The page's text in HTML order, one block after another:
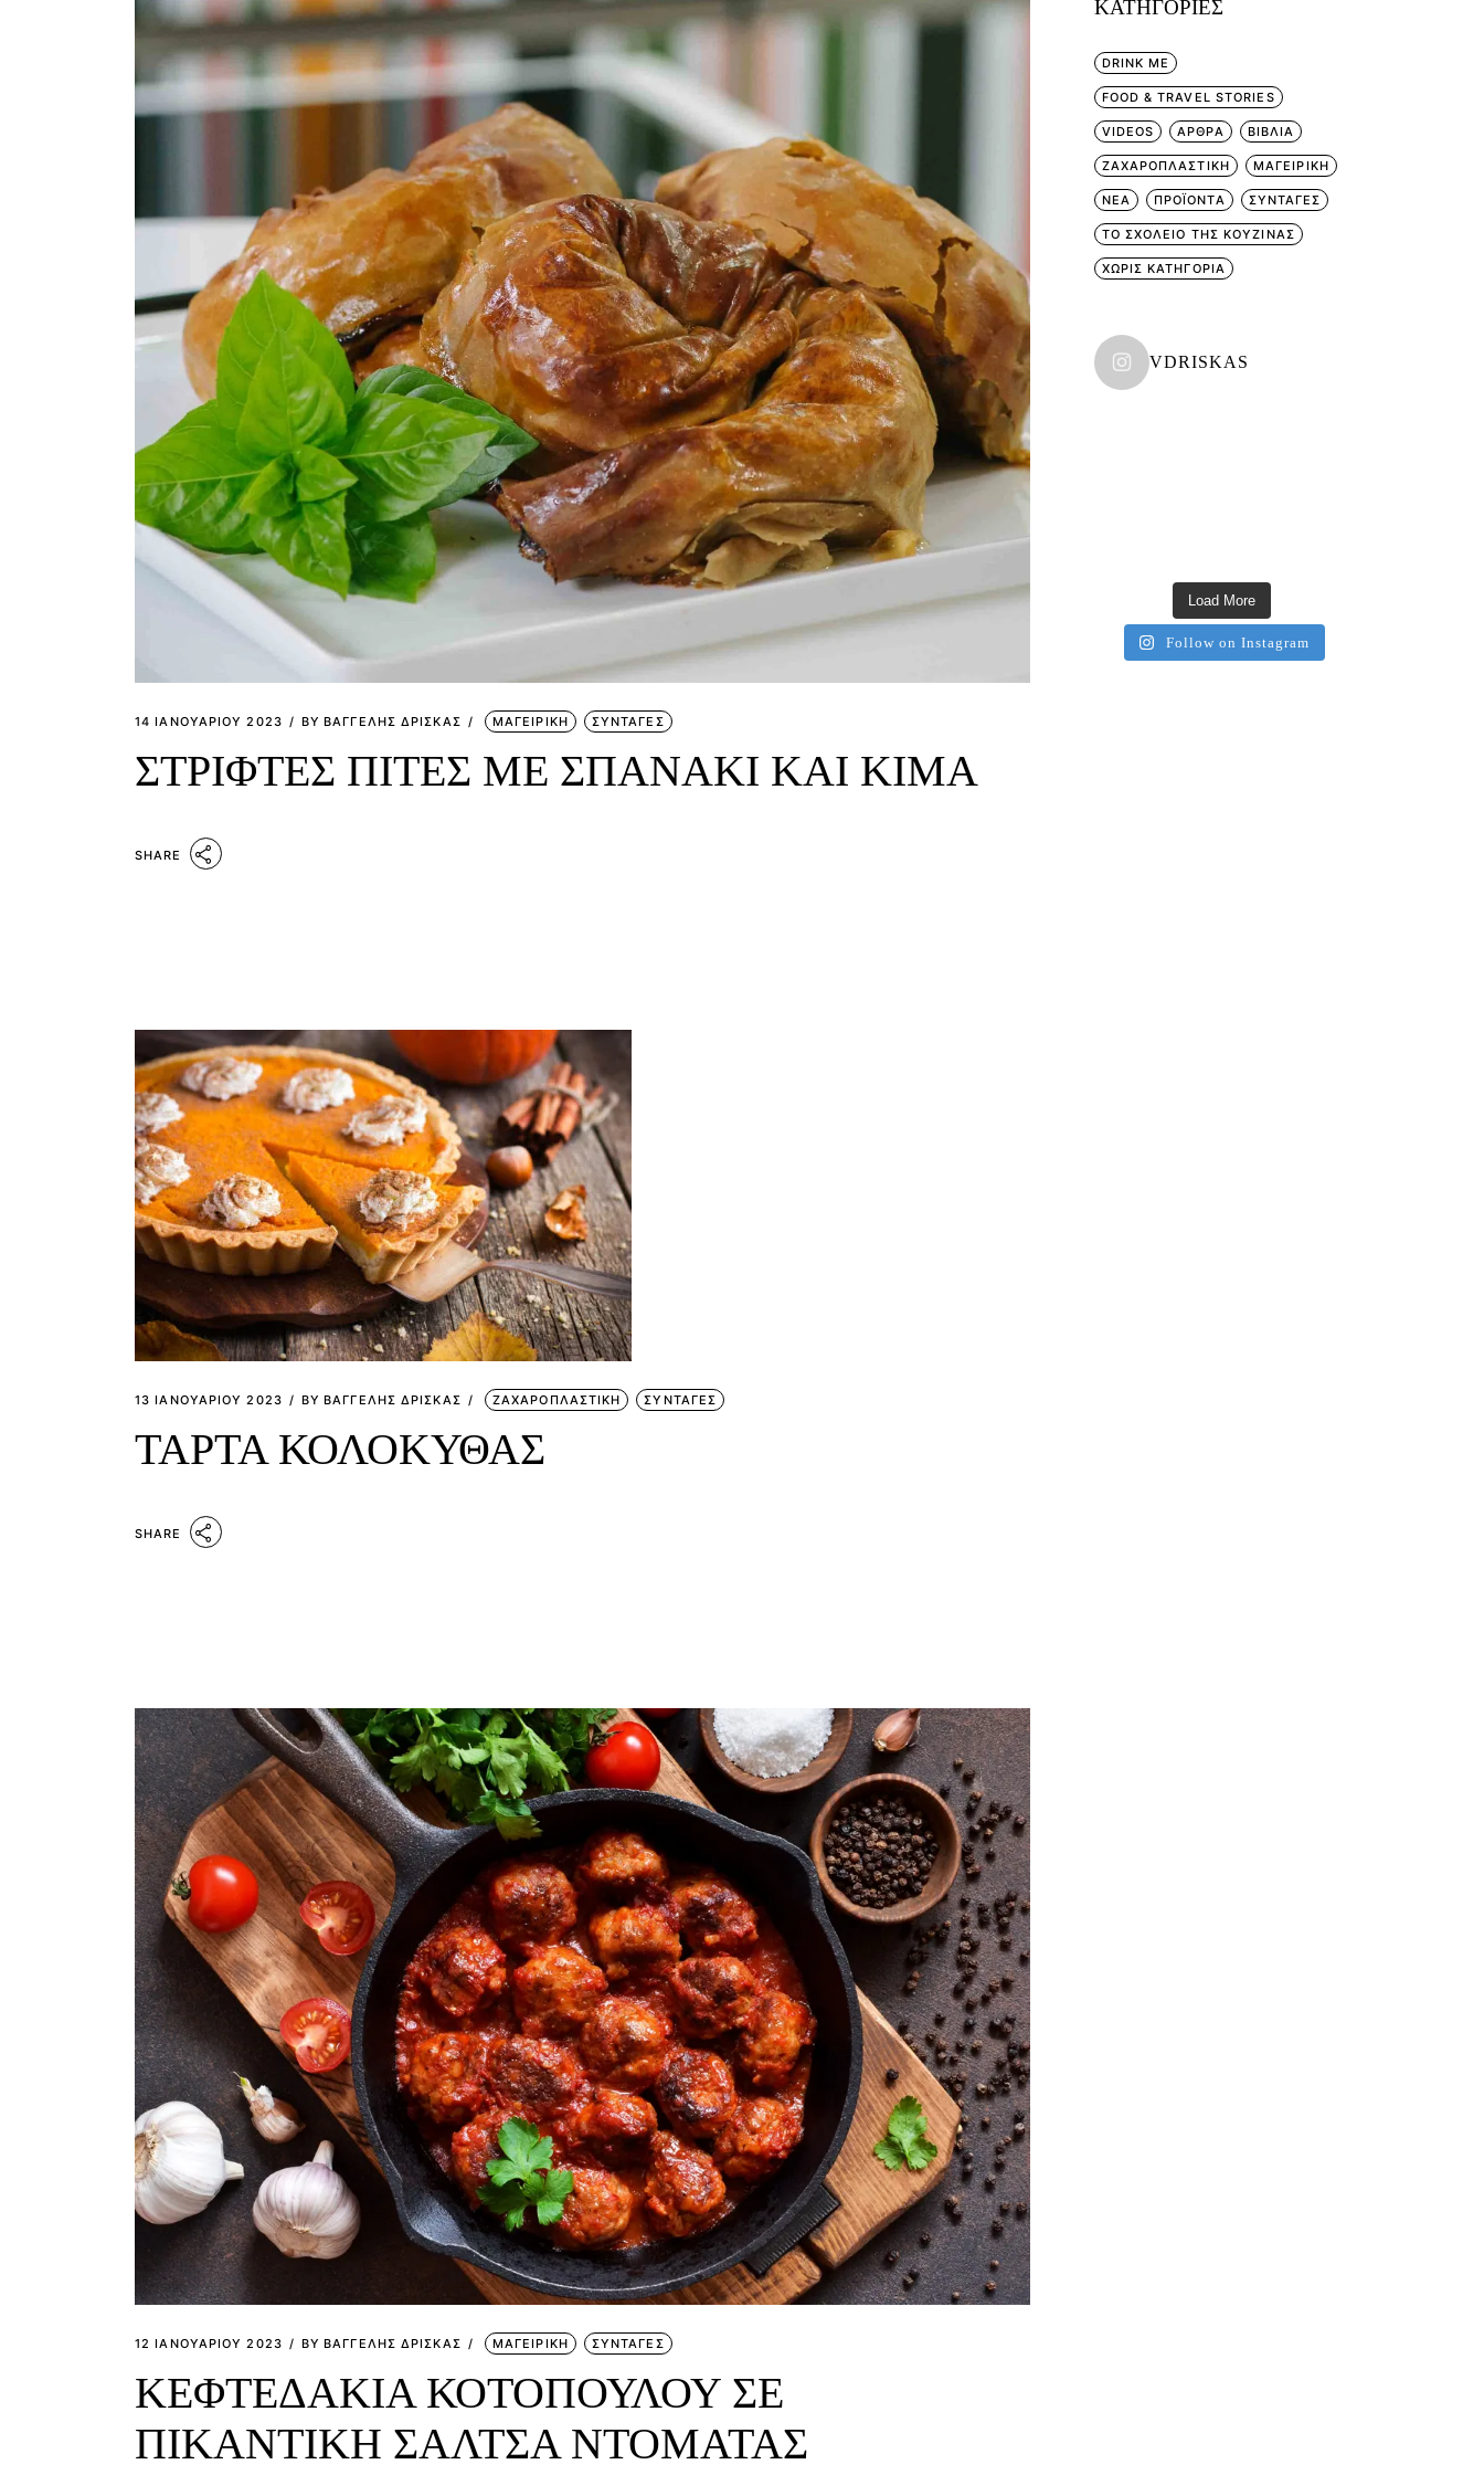
14 ΙΑΝΟΥΑΡΊΟΥ 2023 BY ΒΑΓΓΕΛΗΣ ΔΡΙΣΚΑΣ ΜΑΓΕΙΡΙΚΗ ΣΥΝΤΑΓΕΣ
ΣΤΡΙΦΤΕΣ ΠΙΤΕΣ ΜΕ ΣΠΑΝΑΚΙ ΚΑΙ ΚΙΜΑ
SHARE
13 ΙΑΝΟΥΑΡΊΟΥ 2023 BY ΒΑΓΓΕΛΗΣ ΔΡΙΣΚΑΣ ΖΑΧΑΡΟΠΛΑΣΤΙΚΗ ΣΥΝΤΑΓΕΣ
ΤΑΡΤΑ ΚΟΛΟΚΥΘΑΣ
SHARE
12 ΙΑΝΟΥΑΡΊΟΥ 2023 BY ΒΑΓΓΕΛΗΣ ΔΡΙΣΚΑΣ ΜΑΓΕΙΡΙΚΗ ΣΥΝΤΑΓΕΣ
ΚΕΦΤΕΔΑΚΙΑ ΚΟΤΟΠΟΥΛΟΥ ΣΕ
ΠΙΚΑΝΤΙΚΗ ΣΑΛΤΣΑ ΝΤΟΜΑΤΑΣ
KΑΤΗΓΟΡΊΕΣ
DRINK ME
FOOD & TRAVEL STORIES
VIDEOS ΑΡΘΡΑ ΒΙΒΛΙΑ
ΖΑΧΑΡΟΠΛΑΣΤΙΚΗ ΜΑΓΕΙΡΙΚΗ
ΝΕΑ ΠΡΟΪΟΝΤΑ ΣΥΝΤΑΓΕΣ
ΤΟ ΣΧΟΛΕΙΟ ΤΗΣ ΚΟΥΖΙΝΑΣ
ΧΩΡΊΣ ΚΑΤΗΓΟΡΊΑ
VDRISKAS
Load More
Follow on Instagram